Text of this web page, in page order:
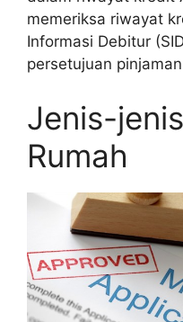
memeriksa riwayat
Informasi Debitur
persetujuan
Jenis-
Rumah